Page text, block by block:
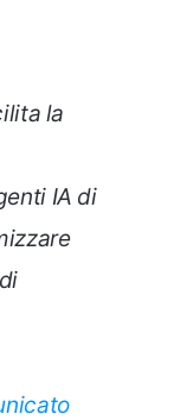
la
IA di